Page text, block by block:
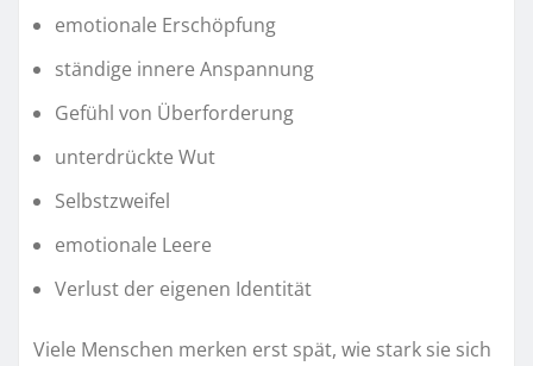
emotionale Erschöpfung
ständige innere Anspannung
Gefühl von Überforderung
unterdrückte Wut
Selbstzweifel
emotionale Leere
Verlust der eigenen Identität
Viele Menschen merken erst spät, wie stark sie sich